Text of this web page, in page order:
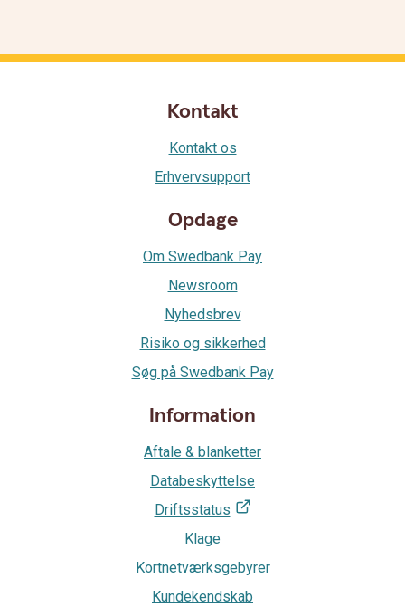
Kontakt
Kontakt os
Erhvervsupport
Opdage
Om Swedbank Pay
Newsroom
Nyhedsbrev
Risiko og sikkerhed
Søg på Swedbank Pay
Information
Aftale & blanketter
Databeskyttelse
Driftsstatus
Klage
Kortnetværksgebyrer
Kundekendskab